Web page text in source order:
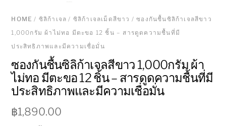
HOME / ซิลิก้าเจล / ซิลิก้าเจลเม็ดสีขาว / ซองกันชื้นซิลิก้าเจลสีขาว
1,000กรัม ผ้าไม่ทอ มีตะขอ 12 ชิ้น – สารดูดความชื้นที่มี
ประสิทธิภาพและมีความเชื่อมั่น
ซองกันชื้นซิลิก้าเจลสีขาว 1,000กรัม ผ้า
ไม่ทอ มีตะขอ 12 ชิ้น – สารดูดความชื้นที่มี
ประสิทธิภาพและมีความเชื่อมั่น
฿1,890.00